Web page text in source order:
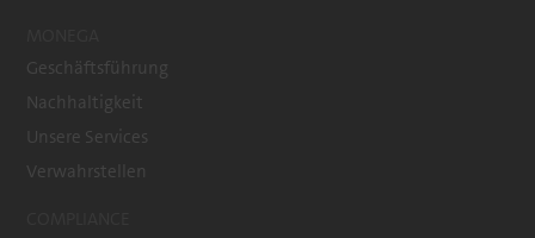
Geschäftsführung
Nachhaltigkeit
Unsere Services
Verwahrstellen